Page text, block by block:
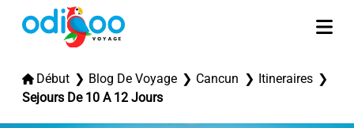
Début Blog De Voyage Cancun
Itineraires
Sejours De 10 A 12 Jours